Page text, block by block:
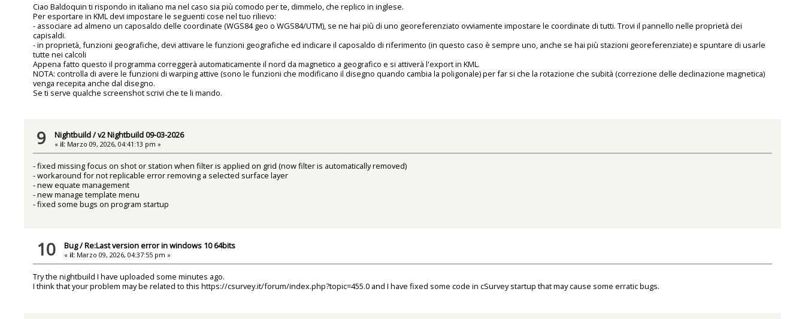
Ciao Baldoquin ti rispondo in italiano ma nel caso sia più comodo per te, dimmelo, che replico in inglese.
Per esportare in KML devi impostare le seguenti cose nel tuo rilievo:
- associare ad almeno un caposaldo delle coordinate (WGS84 geo o WGS84/UTM), se ne hai più di uno georeferenziato ovviamente impostare le coordinate di tutti. Trovi il pannello nelle proprietà dei
capisaldi.
- in proprietà, funzioni geografiche, devi attivare le funzioni geografiche ed indicare il caposaldo di riferimento (in questo caso è sempre uno, anche se hai più stazioni georeferenziate) e spuntare di usarle
tutte nei calcoli
Appena fatto questo il programma correggerà automaticamente il nord da magnetico a geografico e si attiverà l'export in KML.
NOTA: controlla di avere le funzioni di warping attive (sono le funzioni che modificano il disegno quando cambia la poligonale) per far si che la rotazione che subità (correzione delle declinazione magnetica)
venga recepita anche dal disegno.
Se ti serve qualche screenshot scrivi che te li mando.
9 Nightbuild/v2 Nightbuild 09-03-2026
« il: Marzo 09, 2026, 04:41:13 pm »
- fixed missing focus on shot or station when filter is applied on grid (now filter is automatically removed)
- workaround for not replicable error removing a selected surface layer
- new equate management
- new manage template menu
- fixed some bugs on program startup
10 Bug/Re:Last version error in windows 10 64bits
« il: Marzo 09, 2026, 04:37:55 pm »
Try the nightbuild I have uploaded some minutes ago.
I think that your problem may be related to thishttps://csurvey.it/forum/index.php?topic=455.0 and I have fixed some code in cSurvey startup that may cause some erratic bugs.